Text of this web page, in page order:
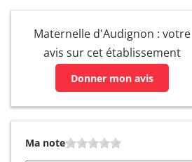
Maternelle d'Audignon : votre
avis sur cet établissement
Donner mon avis
Ma note